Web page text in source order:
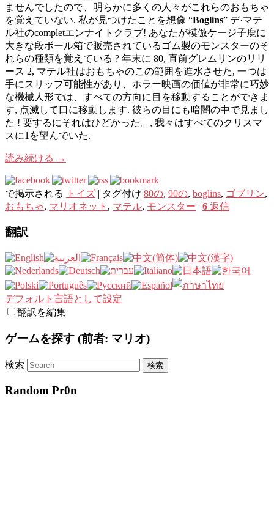
ませんでしたので、明らかに多くの人々がこれらのおもちゃ
を覚えていない. 私が見つけたことを想像 “Boglins” デ·マテ
ル社のcompletエンナイトクラブ! あなたが模倣ケージ子鹿に
大きな段ボール箱で販売されているゴム製のモンスターのそ
れらの種類を覚えている ? 年末に 80, 直前グレムリンのリリ
ース 2, マテル社はおもちゃのこの範囲を進水させた, 一つは
手にスリップ可能性があり、ホラー映画の価値が非常に巧妙
な機械人形では、すべての方向に目を移動することができま
す, 点滅して口に移動します. 彼らの目にも暗闇の中で見まし
た ! 要するにそれはひどかった。, 我々はすべてのクリスマ
スに1を望んでいた.
読み続ける →
で掲示される トイズ | タグ付け 80の, 90の, boglins, ゴブリン,
おもちゃ, マリオネット , マテル, モンスター | 6 返信
翻訳
デフォルト言語として設定
翻訳を編集
ゲームを探す (前者: マリオ)
検索
Random Pr0n